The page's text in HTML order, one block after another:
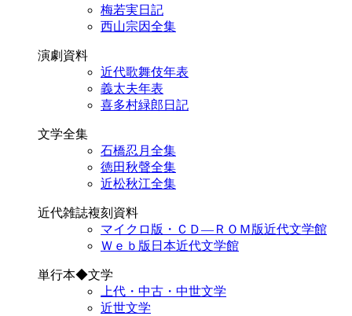
梅若実日記
西山宗因全集
演劇資料
近代歌舞伎年表
義太夫年表
喜多村緑郎日記
文学全集
石橋忍月全集
徳田秋聲全集
近松秋江全集
近代雑誌複刻資料
マイクロ版・ＣＤ―ＲＯＭ版近代文学館
Ｗｅｂ版日本近代文学館
単行本◆文学
上代・中古・中世文学
近世文学